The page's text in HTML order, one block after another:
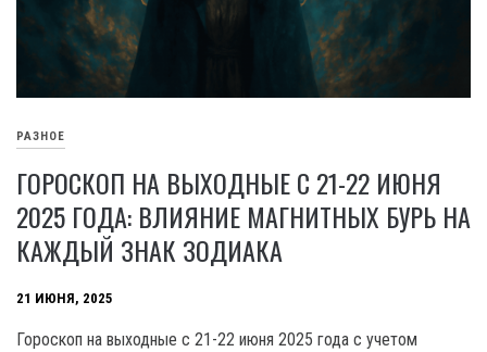
РАЗНОЕ
ГОРОСКОП НА ВЫХОДНЫЕ С 21-22 ИЮНЯ
2025 ГОДА: ВЛИЯНИЕ МАГНИТНЫХ БУРЬ НА
КАЖДЫЙ ЗНАК ЗОДИАКА
21 ИЮНЯ, 2025
Гороскоп на выходные с 21-22 июня 2025 года с учетом